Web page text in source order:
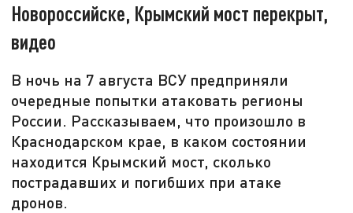
Новороссийске, Крымский мост перекрыт,
видео
В ночь на 7 августа ВСУ предприняли
очередные попытки атаковать регионы
России. Рассказываем, что произошло в
Краснодарском крае, в каком состоянии
находится Крымский мост, сколько
пострадавших и погибших при атаке
дронов.